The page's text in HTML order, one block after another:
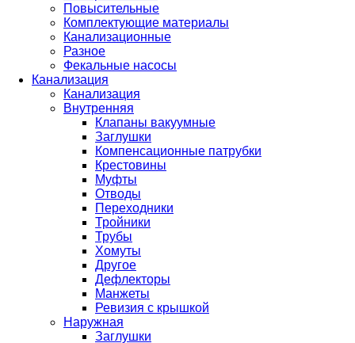
Повысительные
Комплектующие материалы
Канализационные
Разное
Фекальные насосы
Канализация
Канализация
Внутренняя
Клапаны вакуумные
Заглушки
Компенсационные патрубки
Крестовины
Муфты
Отводы
Переходники
Тройники
Трубы
Хомуты
Другое
Дефлекторы
Манжеты
Ревизия с крышкой
Наружная
Заглушки